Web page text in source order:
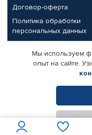
Договор-оферта
Политика обработки
персональных данных
Партнерам
Корпоративным
Поставщикам
© КАМАЗ ЦЕНТР ДОНЕЦК,
Интернет-магазин
Мы используем
опыт на сайте.